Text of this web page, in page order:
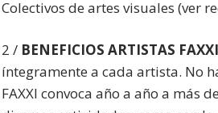
Colectivos de artes visuales (ver
2 / BENEFICIOS ARTISTAS FAXXI
íntegramente a cada artista. No
FAXXI convoca año a año a más